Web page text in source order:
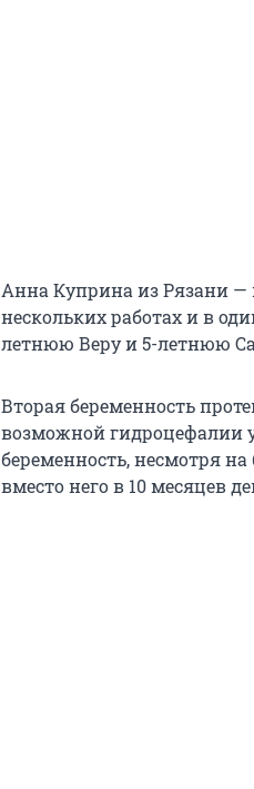
Анна Куприна из Рязани —
нескольких работах и в
летнюю Веру и 5-летнюю
Вторая беременность
возможной гидроцефалии
беременность, несмотря
вместо него в 10 месяцев